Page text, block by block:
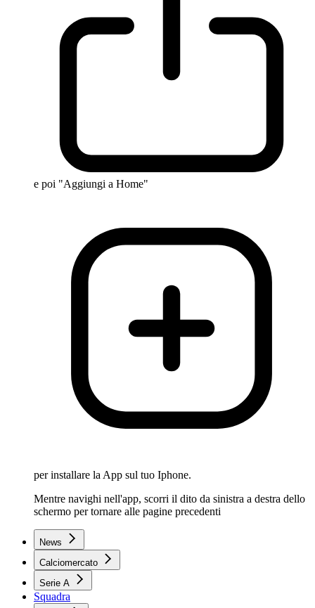
e poi "Aggiungi a Home"
per installare la App sul tuo Iphone.
Mentre navighi nell'app, scorri il dito da sinistra a destra dello
schermo per tornare alle pagine precedenti
News
Calciomercato
Serie A
Squadra